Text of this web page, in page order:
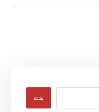
بحث